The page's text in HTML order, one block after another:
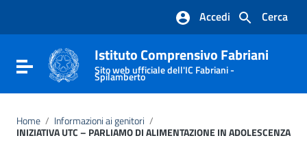
Vai al footer
Cerca
Accedi
Attiva / disattiva la navigazione
Istituto Comprensivo Fabriani
Sito web ufficiale dell'IC Fabriani -
Spilamberto
Home / Informazioni ai genitori /
INIZIATIVA UTC – PARLIAMO DI ALIMENTAZIONE IN ADOLESCENZA